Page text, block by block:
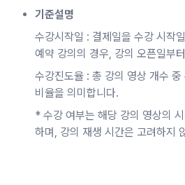
기준설명
수강시작일 : 결제일을 수강 시작
예약 강의의 경우, 강의 오픈일부
수강진도율 : 총 강의 영상 개수 중
비율을 의미합니다.
* 수강 여부는 해당 강의 영상의
하며, 강의 재생 시간은 고려하지